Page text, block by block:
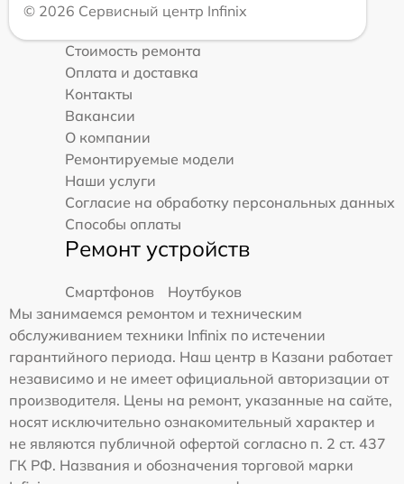
© 2026 Сервисный центр Infinix
Стоимость ремонта
Оплата и доставка
Контакты
Вакансии
О компании
Ремонтируемые модели
Наши услуги
Согласие на обработку персональных данных
Способы оплаты
Ремонт устройств
Смартфонов
Ноутбуков
Мы занимаемся ремонтом и техническим
обслуживанием техники Infinix по истечении
гарантийного периода. Наш центр в Казани работает
независимо и не имеет официальной авторизации от
производителя. Цены на ремонт, указанные на сайте,
носят исключительно ознакомительный характер и
не являются публичной офертой согласно п. 2 ст. 437
ГК РФ. Названия и обозначения торговой марки